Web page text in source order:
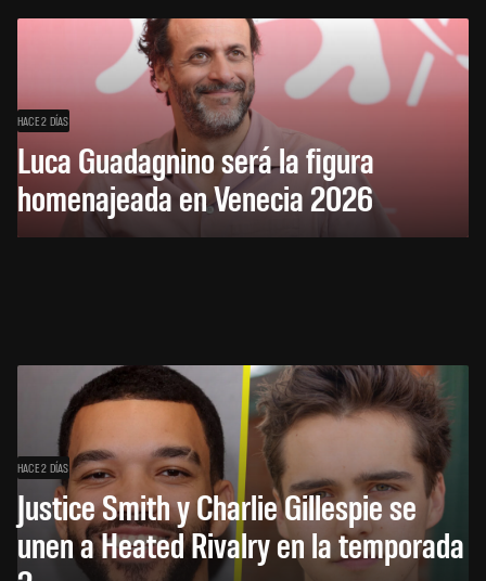
HACE 2 DÍAS
Luca Guadagnino será la figura
homenajeada en Venecia 2026
HACE 2 DÍAS
Justice Smith y Charlie Gillespie se
unen a Heated Rivalry en la temporada